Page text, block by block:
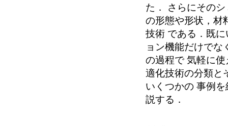
た． さらにその
の形態や形状，材
技術 である．既
ョン機能だけでな
の過程で 気軽に
適化技術の分類と
いくつかの 事例
説する．